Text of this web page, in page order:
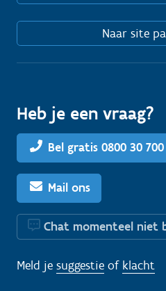
Naar site
Heb je een vraag?
Bel gratis 0800 30 700
Mail ons
Chat momenteel niet
Meld je suggestie of klacht